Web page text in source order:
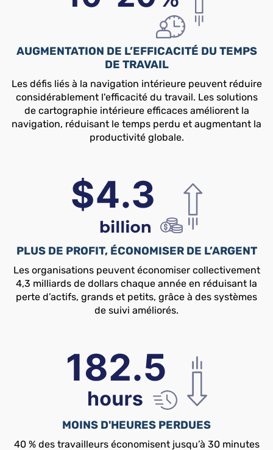
AUGMENTATION DE L’EFFICACITÉ DU TEMPS
DE TRAVAIL
Les défis liés à la navigation intérieure peuvent réduire
considérablement l'efficacité du travail. Les solutions
de cartographie intérieure efficaces améliorent la
navigation, réduisant le temps perdu et augmentant la
productivité globale.
PLUS DE PROFIT, ÉCONOMISER DE L’ARGENT
Les organisations peuvent économiser collectivement
4,3 milliards de dollars chaque année en réduisant la
perte d’actifs, grands et petits, grâce à des systèmes
de suivi améliorés.
MOINS D'HEURES PERDUES
40 % des travailleurs économisent jusqu’à 30 minutes